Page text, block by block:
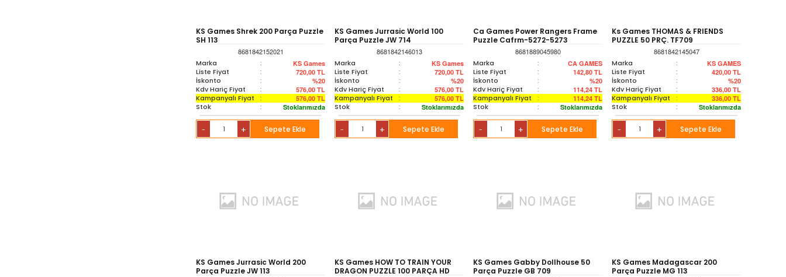
KS Games Shrek 200 Parça Puzzle
SH 113
8681842152021
Marka
: KS Games
Liste Fiyat : 720,00 TL
İskonto : %20
Kdv Hariç Fiyat : 576,00 TL
Kampanyalı Fiyat : 576,00 TL
Stok : Stoklarımızda
- + Sepete Ekle
KS Games Jurrasic World 100
Parça Puzzle JW 714
8681842146013
Marka
: KS Games
Liste Fiyat : 720,00 TL
İskonto : %20
Kdv Hariç Fiyat : 576,00 TL
Kampanyalı Fiyat : 576,00 TL
Stok : Stoklarımızda
- + Sepete Ekle
Ca Games Power Rangers Frame
Puzzle Cafrm-5272-5273
8681889045980
Marka
: CA GAMES
Liste Fiyat : 142,80 TL
İskonto : %20
Kdv Hariç Fiyat : 114,24 TL
Kampanyalı Fiyat : 114,24 TL
Stok : Stoklarımızda
- + Sepete Ekle
Ks Games THOMAS & FRIENDS
PUZZLE 50 PRÇ. TF709
8681842145047
Marka
: KS GAMES
Liste Fiyat : 420,00 TL
İskonto : %20
Kdv Hariç Fiyat : 336,00 TL
Kampanyalı Fiyat : 336,00 TL
Stok : Stoklarımızda
- + Sepete Ekle
KS Games Jurrasic World 200
Parça Puzzle JW 113
KS Games HOW TO TRAIN YOUR
DRAGON PUZZLE 100 PARÇA HD
KS Games Gabby Dollhouse 50
Parça Puzzle GB 709
KS Games Madagascar 200
Parça Puzzle MG 113